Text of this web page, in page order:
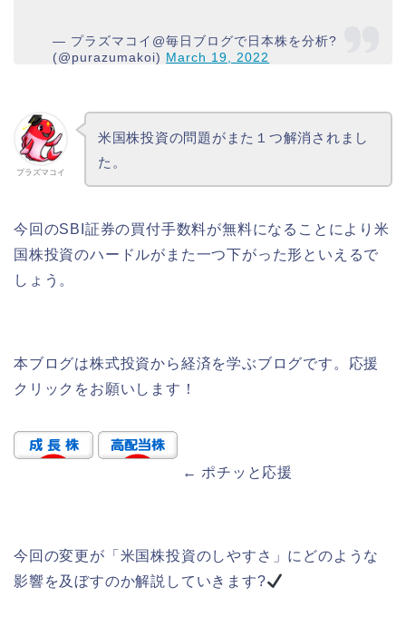
— プラズマコイ@毎日ブログで日本株を分析?
(@purazumakoi) March 19, 2022
プラズマコイ
米国株投資の問題がまた１つ解消されまし
た。
今回のSBI証券の買付手数料が無料になることにより米
国株投資のハードルがまた一つ下がった形といえるで
しょう。
本ブログは株式投資から経済を学ぶブログです。応援
クリックをお願いします！
← ポチッと応援
今回の変更が「米国株投資のしやすさ」にどのような
影響を及ぼすのか解説していきます?